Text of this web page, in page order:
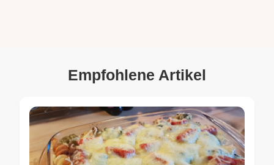
Empfohlene Artikel